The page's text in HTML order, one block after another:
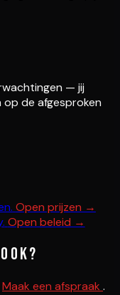
— jij
de afgesproken
Open prijzen →
Open beleid →
Maak een afspraak .